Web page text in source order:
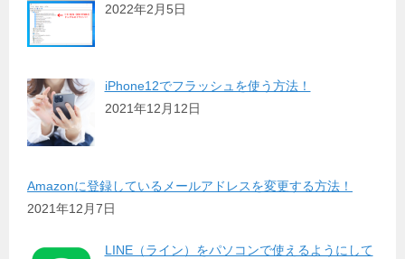
2022年2月5日
iPhone12でフラッシュを使う方法！
2021年12月12日
Amazonに登録しているメールアドレスを変更する方法！
2021年12月7日
LINE（ライン）をパソコンで使えるようにして